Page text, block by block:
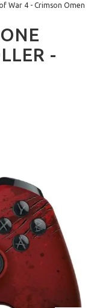
War 4 - Crimson Omen
-